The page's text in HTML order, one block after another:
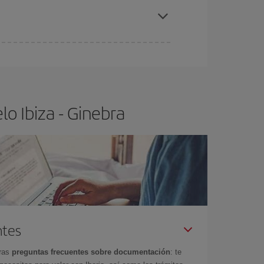
Ibiza - Ginebra
preguntas frecuentes sobre documentación: te